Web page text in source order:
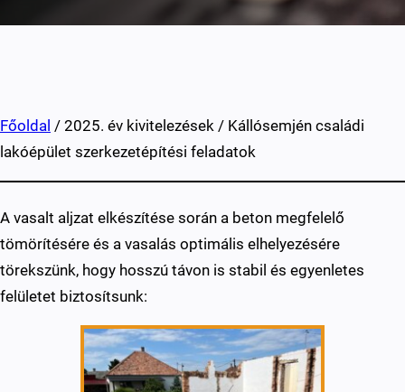
Főoldal / 2025. év kivitelezések / Kállósemjén családi
lakóépület szerkezetépítési feladatok
A vasalt aljzat elkészítése során a beton megfelelő
tömörítésére és a vasalás optimális elhelyezésére
törekszünk, hogy hosszú távon is stabil és egyenletes
felületet biztosítsunk: